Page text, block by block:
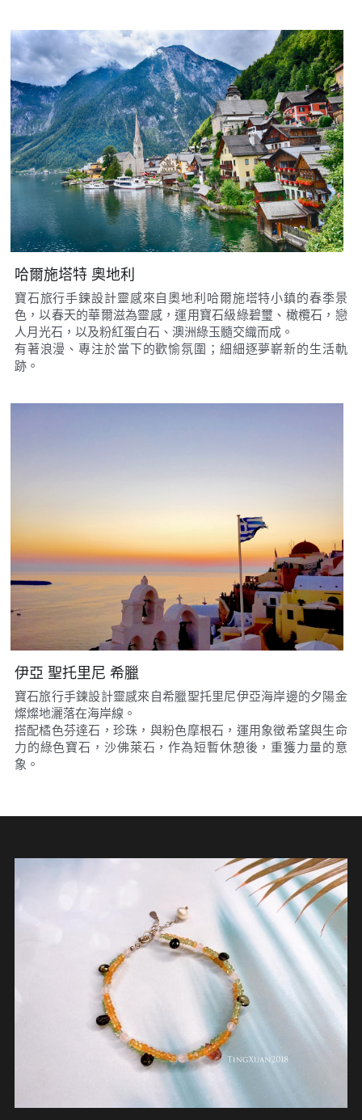
哈爾施塔特 奧地利
寶石旅行手鍊設計靈感來自奧地利哈爾施塔特小鎮的春季景
色，以春天的華爾滋為靈感，運用寶石級綠碧璽、橄欖石，戀
人月光石，以及粉紅蛋白石、澳洲綠玉髓交織而成。
有著浪漫、專注於當下的歡愉氛圍；細細逐夢嶄新的生活軌
跡。
伊亞 聖托里尼 希臘
寶石旅行手鍊設計靈感來自希臘聖托里尼伊亞海岸邊的夕陽金
燦燦地灑落在海岸線。
搭配橘色芬達石，珍珠，與粉色摩根石，運用象徵希望與生命
力的綠色寶石，沙佛萊石，作為短暫休憩後，重獲力量的意
象。